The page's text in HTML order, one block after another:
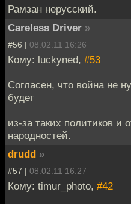
Рамзан нерусский.
Careless Driver »
#56 | 08.02.11 16:26
Кому: luckyned, #53
Согласен, что война не
будет
из-за таких политиков и
народностей.
drudd »
#57 | 08.02.11 16:27
Кому: timur_photo, #42